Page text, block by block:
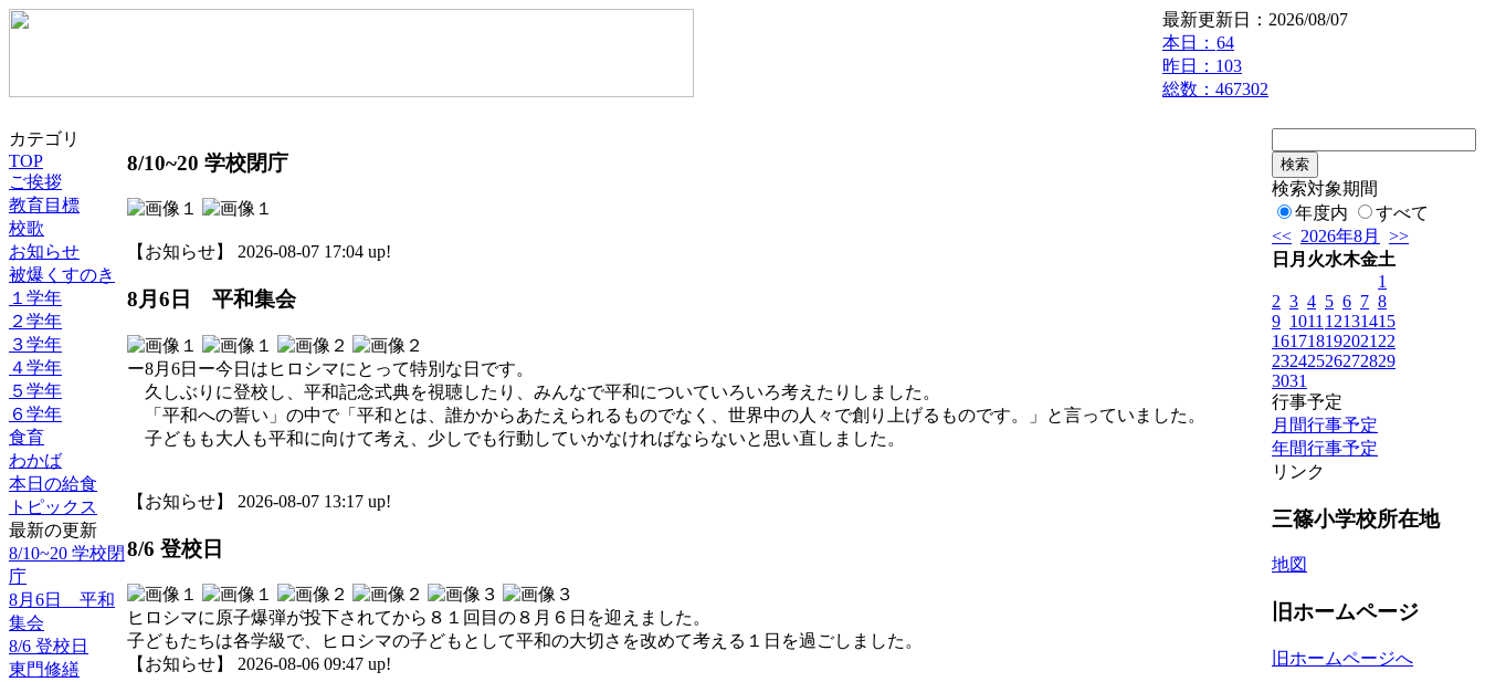
最新更新日：2026/08/07
本日： 64
昨日：103
総数：467302
カテゴリ
TOP
ご挨拶
教育目標
校歌
お知らせ
被爆くすのき
１学年
２学年
３学年
４学年
５学年
６学年
食育
わかば
本日の給食
トピックス
最新の更新
8/10~20 学校閉
庁
8月6日 平和
集会
8/6 登校日
東門修繕
8/10~20 学校閉庁
【お知らせ】 2026-08-07 17:04 up!
8月6日 平和集会
ー8月6日ー今日はヒロシマにとって特別な日です。
久しぶりに登校し、平和記念式典を視聴したり、みんなで平和についていろいろ考えたりしました。
「平和への誓い」の中で「平和とは、誰かからあたえられるものでなく、世界中の人々で創り上げるものです。」と言っていました。
子どもも大人も平和に向けて考え、少しでも行動していかなければならないと思い直しました。
【お知らせ】 2026-08-07 13:17 up!
8/6 登校日
ヒロシマに原子爆弾が投下されてから８１回目の８月６日を迎えました。
子どもたちは各学級で、ヒロシマの子どもとして平和の大切さを改めて考える１日を過ごしました。
【お知らせ】 2026-08-06 09:47 up!
検索対象期間
年度内
すべて
<< 2026年8月
>>
日 月 火水木金土
1
2 3 4 5 6 7 8
9 1011 12131415
161718192021 22
23242526272829
3031
行事予定
月間行事予定
年間行事予定
リンク
三篠小学校所在地
地図
旧ホームページ
旧ホームページへ